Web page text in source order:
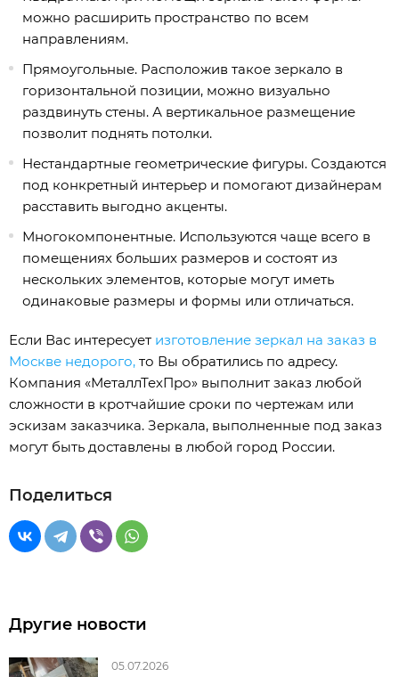
можно расширить пространство по всем
направлениям.
Прямоугольные. Расположив такое зеркало в
горизонтальной позиции, можно визуально
раздвинуть стены. А вертикальное размещение
позволит поднять потолки.
Нестандартные геометрические фигуры. Создаются
под конкретный интерьер и помогают дизайнерам
расставить выгодно акценты.
Многокомпонентные. Используются чаще всего в
помещениях больших размеров и состоят из
нескольких элементов, которые могут иметь
одинаковые размеры и формы или отличаться.
Если Вас интересует изготовление зеркал на заказ в
Москве недорого, то Вы обратились по адресу.
Компания «МеталлТехПро» выполнит заказ любой
сложности в кротчайшие сроки по чертежам или
эскизам заказчика. Зеркала, выполненные под заказ
могут быть доставлены в любой город России.
Поделиться
Другие новости
05.07.2026